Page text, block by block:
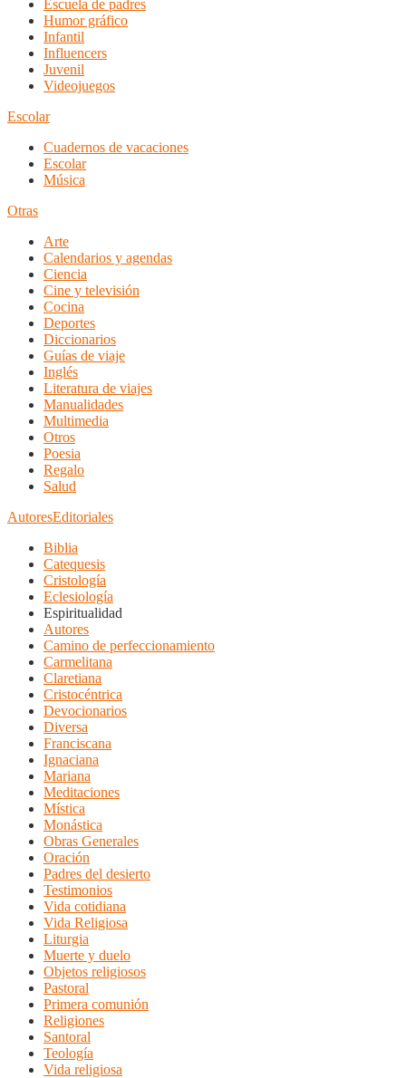
Escuela de padres
Humor gráfico
Infantil
Influencers
Juvenil
Videojuegos
Escolar
Cuadernos de vacaciones
Escolar
Música
Otras
Arte
Calendarios y agendas
Ciencia
Cine y televisión
Cocina
Deportes
Diccionarios
Guías de viaje
Inglés
Literatura de viajes
Manualidades
Multimedia
Otros
Poesia
Regalo
Salud
AutoresEditoriales
Biblia
Catequesis
Cristología
Eclesiología
Espiritualidad
Autores
Camino de perfeccionamiento
Carmelitana
Claretiana
Cristocéntrica
Devocionarios
Diversa
Franciscana
Ignaciana
Mariana
Meditaciones
Mística
Monástica
Obras Generales
Oración
Padres del desierto
Testimonios
Vida cotidiana
Vida Religiosa
Liturgia
Muerte y duelo
Objetos religiosos
Pastoral
Primera comunión
Religiones
Santoral
Teología
Vida religiosa